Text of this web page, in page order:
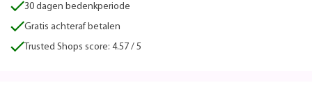
30 dagen bedenkperiode
Gratis achteraf betalen
Trusted Shops score: 4.57 / 5